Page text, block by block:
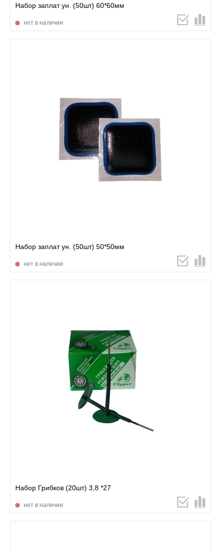
Набор заплат ун. (50шт) 60*60мм
нет в наличии
Набор заплат ун. (50шт) 50*50мм
нет в наличии
Набор Грибков (20шт) 3,8 *27
нет в наличии